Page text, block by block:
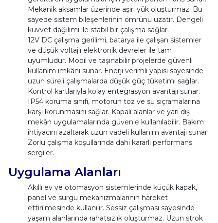
Mekanik aksamlar üzerinde aşırı yük oluşturmaz. Bu
sayede sistem bileşenlerinin ömrünü uzatır. Dengeli
kuvvet dağılımı ile stabil bir çalışma sağlar.
12V DC çalışma gerilimi, batarya ile çalışan sistemler
ve düşük voltajlı elektronik devreler ile tam
uyumludur. Mobil ve taşınabilir projelerde güvenli
kullanım imkânı sunar. Enerji verimli yapısı sayesinde
uzun süreli çalışmalarda düşük güç tüketimi sağlar.
Kontrol kartlarıyla kolay entegrasyon avantajı sunar.
IP54 koruma sınıfı, motorun toz ve su sıçramalarına
karşı korunmasını sağlar. Kapalı alanlar ve yarı dış
mekân uygulamalarında güvenle kullanılabilir. Bakım
ihtiyacını azaltarak uzun vadeli kullanım avantajı sunar.
Zorlu çalışma koşullarında dahi kararlı performans
sergiler.
Uygulama Alanları
Akıllı ev ve otomasyon sistemlerinde küçük kapak,
panel ve sürgü mekanizmalarının hareket
ettirilmesinde kullanılır. Sessiz çalışması sayesinde
yaşam alanlarında rahatsızlık oluşturmaz. Uzun strok